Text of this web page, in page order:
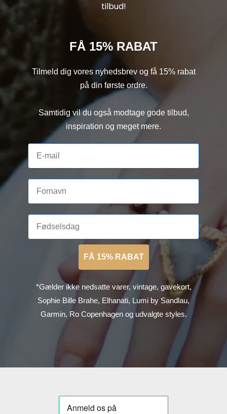
tilbud!
FÅ 15% RABAT
Tilmeld dig vores nyhedsbrev og få 15% rabat
på din første ordre.
Samtidig vil du også modtage gode tilbud,
inspiration og meget mere.
FÅ 15% RABAT
*Gælder ikke nedsatte varer, vintage, gavekort,
Sophie Bille Brahe, Elhanati, Lumi by Sandlau,
Garmin, Ro Copenhagen og udvalgte styles.